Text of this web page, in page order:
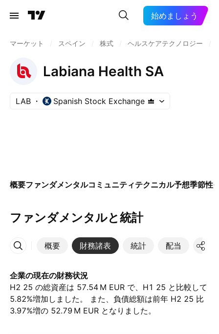
始めましょう
マーケット スペイン 株式 ヘルスケアテクノロジー
Labiana Health SA
LAB Spanish Stock Exchange
概要ファンダメンタルコミュニティテクニカル予想季節性
ファンダメンタルと統計
概要 財務諸表 統計 配当 決算
その他
企業の現在の財務状況
H2 25 の総資産は ‪57.54 M‬ EUR で、H1 25 と比較して
5.82%増加しました。 また、負債総額は前年 H2 25 比
3.97%増の ‪52.79 M‬ EUR となりました。